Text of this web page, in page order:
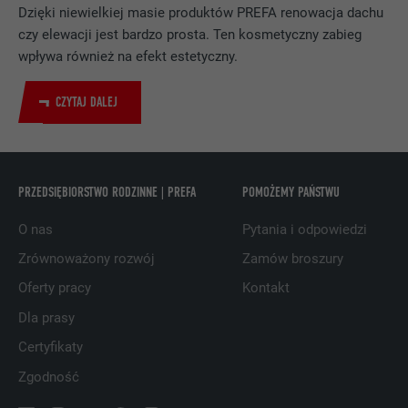
Dzięki niewielkiej masie produktów PREFA renowacja dachu
czy elewacji jest bardzo prosta. Ten kosmetyczny zabieg
wpływa również na efekt estetyczny.
CZYTAJ DALEJ
PRZEDSIĘBIORSTWO RODZINNE | PREFA
O nas
Zrównoważony rozwój
Oferty pracy
Dla prasy
Certyfikaty
Zgodność
POMOŻEMY PAŃSTWU
Pytania i odpowiedzi
Zamów broszury
Kontakt
CEL
Wykorzystuje usługę sieci
społecznościowej LinkedIn do
NAZWA UserMatchHistory
DOSTAWCA LinkedIn
PROCEDURA
odwiedzających na kilku witrynach i